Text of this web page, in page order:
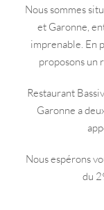
Nous sommes
et Garonne,
imprenable. En
proposons un
Restaurant
Garonne a
Nous espérons
du